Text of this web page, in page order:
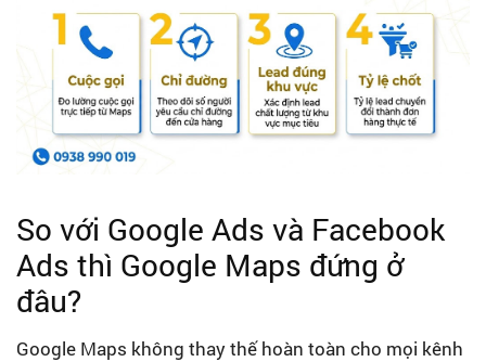
So với Google Ads và Facebook
Ads thì Google Maps đứng ở
đâu?
Google Maps không thay thế hoàn toàn cho mọi kênh